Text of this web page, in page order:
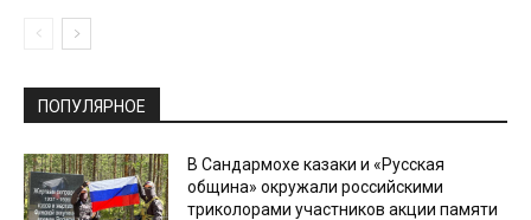
ПОПУЛЯРНОЕ
В Сандармохе казаки и «Русская
община» окружали российскими
триколорами участников акции памяти